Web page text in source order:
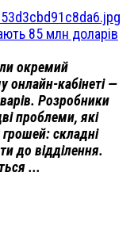
85 млн доларів
окремий
онлайн-кабінеті —
Розробники
проблеми, які
складні
до відділення.
...